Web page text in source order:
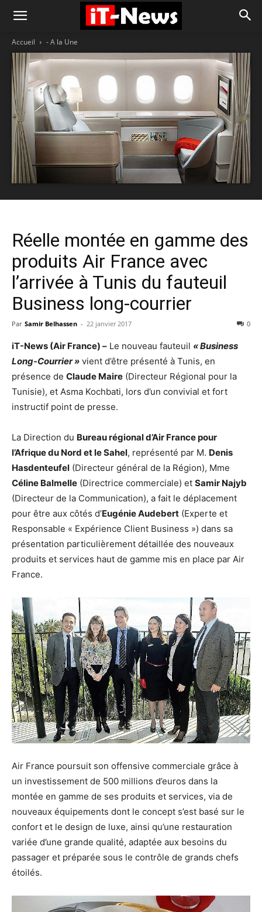
Accueil - A la Une
Réelle montée en gamme des
produits Air France avec
l’arrivée à Tunis du fauteuil
Business long-courrier
Par Samir Belhassen - 22 janvier 2017 0
iT-News (Air France) – Le nouveau fauteuil « Business
Long-Courrier » vient d’être présenté à Tunis, en
présence de Claude Maire (Directeur Régional pour la
Tunisie), et Asma Kochbati, lors d’un convivial et fort
instructif point de presse.
La Direction du Bureau régional d’Air France pour
l’Afrique du Nord et le Sahel, représenté par M. Denis
Hasdenteufel (Directeur général de la Région), Mme
Céline Balmelle (Directrice commerciale) et Samir Najyb
(Directeur de la Communication), a fait le déplacement
pour être aux côtés d’Eugénie Audebert (Experte et
Responsable « Expérience Client Business ») dans sa
présentation particulièrement détaillée des nouveaux
produits et services haut de gamme mis en place par Air
France.
Air France poursuit son offensive commerciale grâce à
un investissement de 500 millions d’euros dans la
montée en gamme de ses produits et services, via de
nouveaux équipements dont le concept s’est basé sur le
confort et le design de luxe, ainsi qu’une restauration
variée d’une grande qualité, adaptée aux besoins du
passager et préparée sous le contrôle de grands chefs
étoilés.